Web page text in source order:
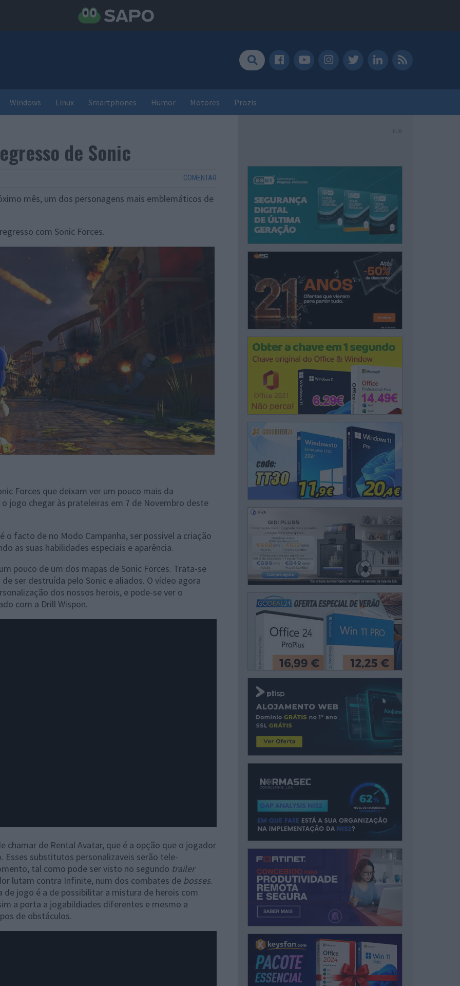
Windows Linux Smartphones Humor Motores Prozis
de Sonic
COMENTAR
mês, um dos personagens mais emblemáticos de
com Sonic Forces.
Forces que deixam ver um pouco mais da
jogo chegar às prateleiras em 7 de Novembro deste
o facto de no Modo Campanha, ser possivel a criação
as suas habilidades especiais e aparência.
pouco de um dos mapas de Sonic Forces. Trata-se
ser destruída pelo Sonic e aliados. O vídeo agora
dos nossos herois, e pode-se ver o
com a Drill Wispon.
chamar de Rental Avatar, que é a opção que o jogador
substitutos personalizaveis serão tele-
tal como pode ser visto no segundo trailer
lutam contra Infinite, num dos combates de bosses.
jogo é a de possibilitar a mistura de herois com
a porta a jogabildiades diferentes e mesmo a
de obstáculos.
PUB